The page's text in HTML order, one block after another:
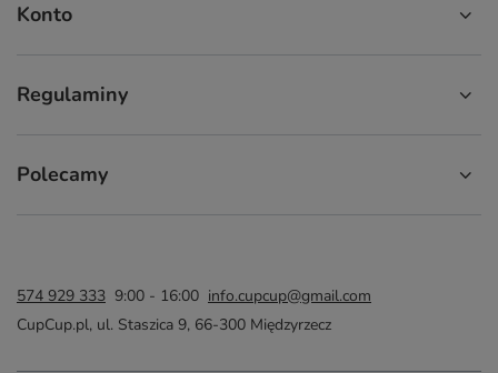
Konto
Regulaminy
Polecamy
574 929 333 9:00 - 16:00 info.cupcup@gmail.com
CupCup.pl, ul. Staszica 9, 66-300 Międzyrzecz